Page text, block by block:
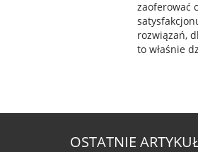
zaoferować
rozwiązań,
to właśnie
OSTATNIE